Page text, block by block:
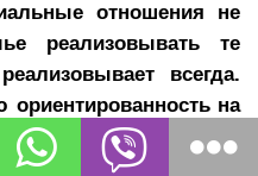
отношения не
реализовывать те
всегда.
на
много сил уходит на
вынуждены